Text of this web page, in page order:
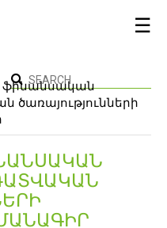
☰
ֆինանսական